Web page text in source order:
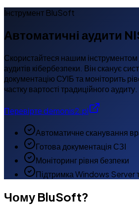
Інструмент BluSoft
Автоматичні аудити
Скористайтеся нашим
аудитів кібербезпеки. Він сканує
документацію СУІБ та моніторить
частку вартості традиційного аудиту.
Перевірте demonis2.pl
Автоматичне сканування
Готова документація СЗІ
Моніторинг рівня безпеки
Підтримка Windows Server
Чому BluSoft?